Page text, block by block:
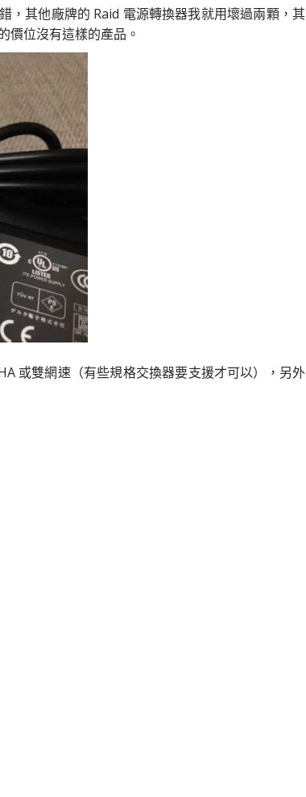
，其他廠牌的 Raid 電源轉換器我就用壞過兩顆，其
價位沒有這樣的產品。
或雙網速（有些規格交換器要支援才可以），另外